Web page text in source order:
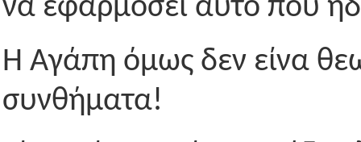
να εφαρμόσει αυτό που
Η Αγάπη όμως δεν είνα
συνθήματα!